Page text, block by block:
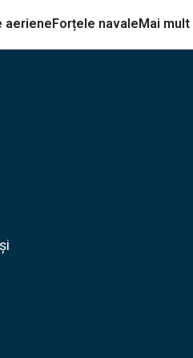
aerieneForțele navaleMai mult